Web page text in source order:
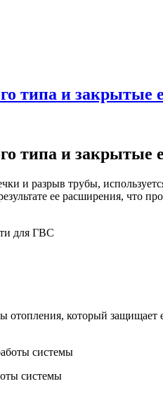
типа и закрытые
типа и закрытые
и разрыв трубы,
ее расширения, что
отопления, который
системы